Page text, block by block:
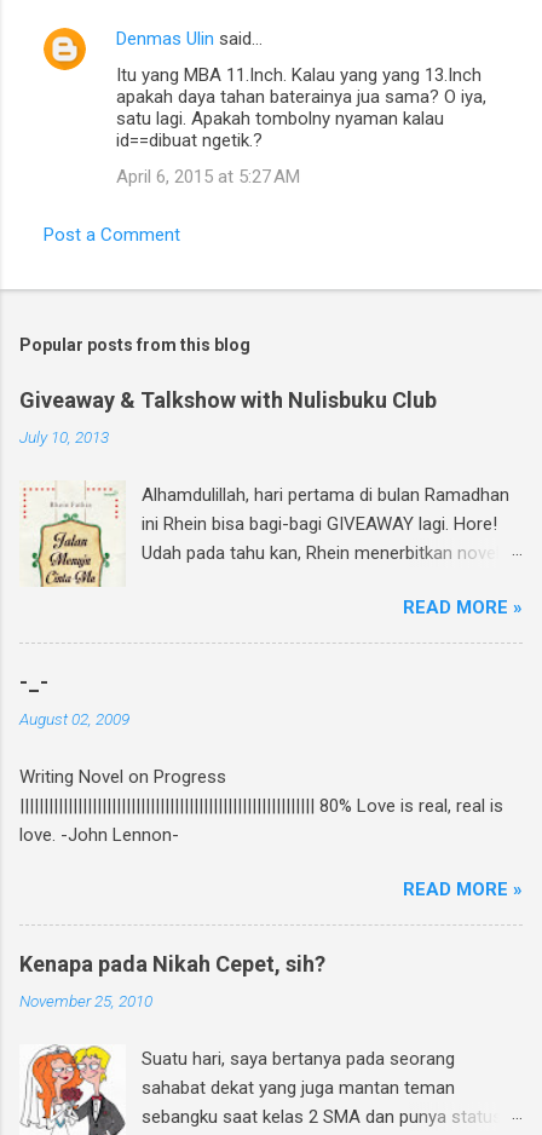
Denmas Ulin said…
Itu yang MBA 11.Inch. Kalau yang yang 13.Inch
apakah daya tahan baterainya jua sama? O iya,
satu lagi. Apakah tombolny nyaman kalau
id==dibuat ngetik.?
April 6, 2015 at 5:27 AM
Post a Comment
Popular posts from this blog
Giveaway & Talkshow with Nulisbuku Club
July 10, 2013
Alhamdulillah, hari pertama di bulan Ramadhan
ini Rhein bisa bagi-bagi GIVEAWAY lagi. Hore!
Udah pada tahu kan, Rhein menerbitkan novel
beredar di toko buku, termasuk di beberapa
toko buku online. Bagi yang mau tahu behind
Follow twitter @rheinfathia dan Like Fan Page
Rhein Fathia Twitpic cover novel " Jalan Menuju
Cinta-Mu " dan mention 2 temanmu untuk
#JalanMenujuCintaMu novel @rheinfathia yuk,
@[nama teman1] @[nama teman2] Info
www.rheinfathia.com " Boleh nge-twit berkali-
cover novel "Jalan Menuju Cinta-Mu" di
Facebook kamu, sertakan link
www.rheinfathia.com, dan tag temanmu.
READ MORE »
-_-
August 02, 2009
Writing Novel on Progress
||||||||||||||||||||||||||||||||||||||||||||||||||||||||||||| 80% Love is real, real is
love. -John Lennon-
READ MORE »
Kenapa pada Nikah Cepet, sih?
November 25, 2010
Suatu hari, saya bertanya pada seorang
sahabat dekat yang juga mantan teman
sebangku saat kelas 2 SMA dan punya status